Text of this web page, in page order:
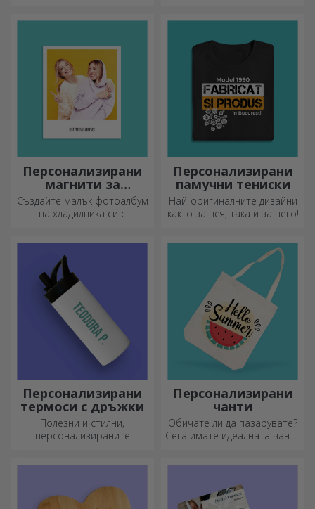
Персонализирани
магнити за
хладилник
Създайте малък фотоалбум
на хладилника си с
Персонализирани
памучни тениски
Най-оригиналните дизайни
както за нея, така и за него!
Персонализирани
термоси с дръжки
Полезни и стилни,
персонализираните
сезон.
Персонализирани
чанти
Обичате ли да пазарувате?
Сега имате идеалната чанта